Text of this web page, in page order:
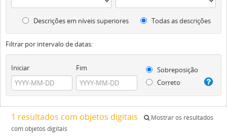
Descrições em níveis superiores Todas as descrições
Filtrar por intervalo de datas:
Iniciar Fim
Sobreposição
Correto
1 resultados com objetos digitais
Mostrar os resultados
com objetos digitais